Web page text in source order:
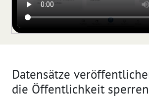
Datensätze
die Öffentlichkeit sperren